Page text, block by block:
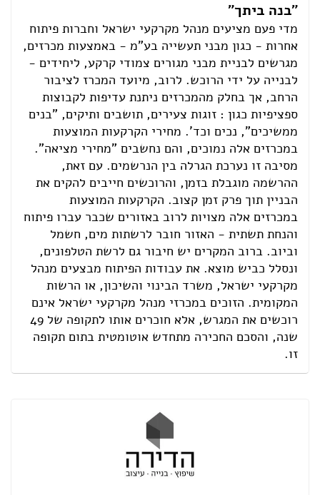
"בנה ביתך"
מדי פעם מציעים מנהל מקרקעי ישראל וחברות פיתוח
אחרות - כגון מבני תעשייה בע"מ - באמצעות מכרזים,
מגרשים לבניית מבני מגורים צמודי קרקע, ליחידים -
לבנייה על ידי הרוכש. לרוב, מיועד המכרז לציבור
הרחב, אך בחלק מהמכרזים ניתנת עדיפות לקבוצות
ספציפיות כגון : זוגות צעירים, תושבים ותיקים, "בנים
ממשיכים", נכים וכד'. מחירי הקרקעות המוצעות
במכרזים אלה נמוכים, והם נחשבים "מחירי מציאה".
מסיבה זו נערכת הגרלה בין הנרשמים. עם זאת,
ההרשמה מוגבלת בזמן, והרוכשים חייבים להקים את
הבניין תוך פרק זמן קצוב. הקרקעות המוצעות
במכרזים אלה מצויות לרוב באזורים שכבר עברו פיתוח
והנחת תשתית - האזור חובר לרשתות מים, חשמל
וביוב. ברוב המקרים יש חיבור גם לרשת הטלפונים,
ונסלל כביש מוצא. את עבודות הפיתוח מבצעים מנהל
מקרקעי ישראל, משרד הבינוי והשיכון, או הרשות
המקומית. הזוכים במכרזי מנהל מקרקעי ישראל אינם
רוכשים את המגרש, אלא חוכרים אותו לתקופה של 49
שנה, והסכם החכירה מתחדש אוטומטית בתום תקופה
זו.